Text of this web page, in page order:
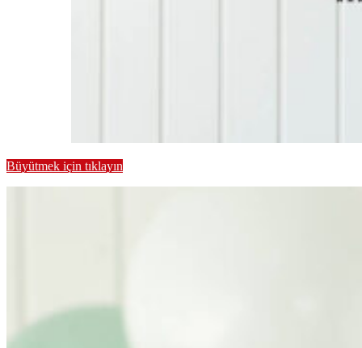
Büyütmek için tıklayın